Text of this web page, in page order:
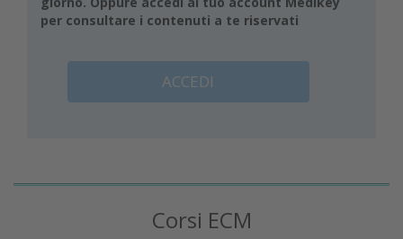
per consultare i contenuti a te riservati
ACCEDI
Corsi ECM